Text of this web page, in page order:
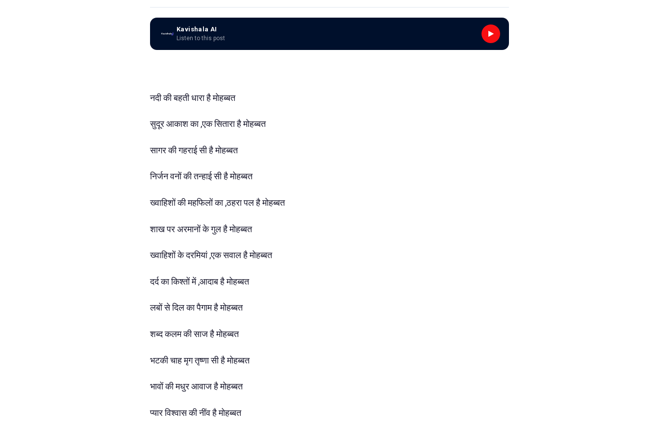
Kavishala AI
Listen to this post
नदी की बहती धारा है मोहब्बत
सुदूर आकाश का ,एक सितारा है मोहब्बत
सागर की गहराई सी है मोहब्बत
निर्जन वनों की तन्हाई सी है मोहब्बत
ख्वाहिशों की महफिलों का ,ठहरा पल है मोहब्बत
शाख पर अरमानों के गुल है मोहब्बत
ख्वाहिशों के दरमियां ,एक सवाल है मोहब्बत
दर्द का किश्तों में ,आदाब है मोहब्बत
लबों से दिल का पैगाम है मोहब्बत
शब्द कलम की साज है मोहब्बत
भटकी चाह मृग तृष्णा सी है मोहब्बत
भावों की मधुर आवाज है मोहब्बत
प्यार विश्वास की नींव है मोहब्बत